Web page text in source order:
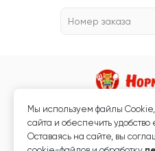
Номер заказа
Магазин кормов для
Любая информация, размещённая
Мы используем файлы
сайта и обеспечить удобство
Оставаясь на сайте, вы